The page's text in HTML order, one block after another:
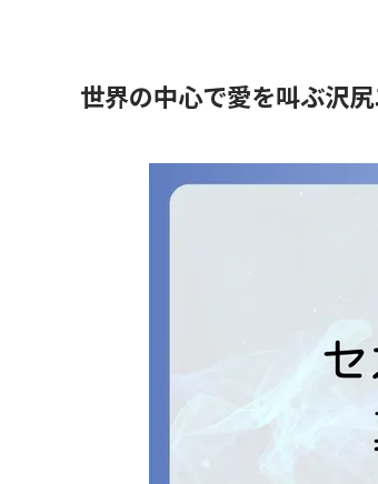
世界の中心で愛を叫ぶ沢